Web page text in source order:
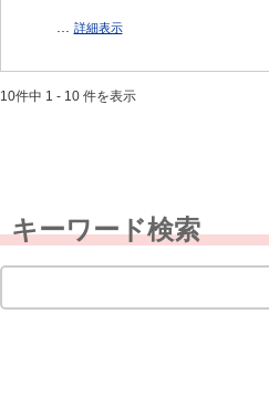
... 詳細表示
10件中 1 - 10 件を表示
キーワード検索